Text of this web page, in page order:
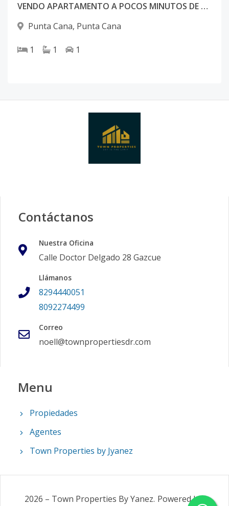
VENDO APARTAMENTO A POCOS MINUTOS DE LA PLAYA
Punta Cana, Punta Cana
1 1 1
Contáctanos
Nuestra Oficina
Calle Doctor Delgado 28 Gazcue
Llámanos
8294440051
8092274499
Correo
noell@townpropertiesdr.com
Menu
Propiedades
Agentes
Town Properties by Jyanez
2026 – Town Properties By Yanez. Powered by